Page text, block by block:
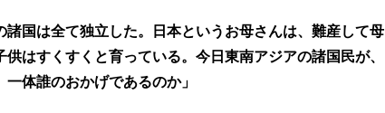
国は全て独立した。日本というお母さんは、難産して母
はすくすくと育っている。今日東南アジアの諸国民が、
体誰のおかげであるのか」